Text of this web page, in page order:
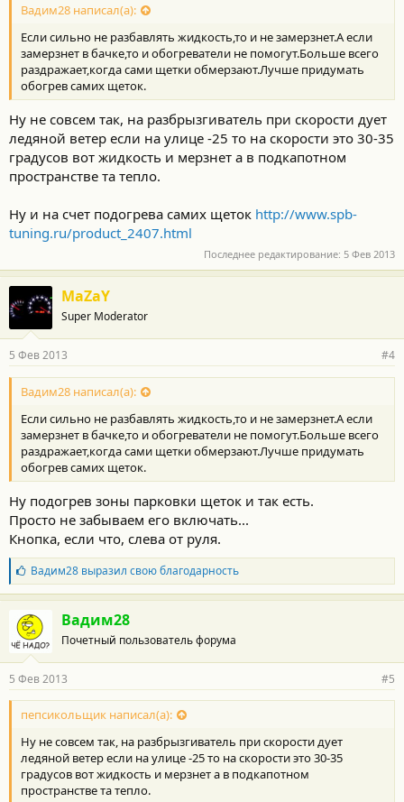
Вадим28 написал(а):
Если сильно не разбавлять жидкость,то и не замерзнет.А если
замерзнет в бачке,то и обогреватели не помогут.Больше всего
раздражает,когда сами щетки обмерзают.Лучше придумать
обогрев самих щеток.
Ну не совсем так, на разбрызгиватель при скорости дует
ледяной ветер если на улице -25 то на скорости это 30-35
градусов вот жидкость и мерзнет а в подкапотном
пространстве та тепло.
Ну и на счет подогрева самих щеток http://www.spb-
tuning.ru/product_2407.html
Последнее редактирование: 5 Фев 2013
MaZaY
Super Moderator
5 Фев 2013 #4
Вадим28 написал(а):
Если сильно не разбавлять жидкость,то и не замерзнет.А если
замерзнет в бачке,то и обогреватели не помогут.Больше всего
раздражает,когда сами щетки обмерзают.Лучше придумать
обогрев самих щеток.
Ну подогрев зоны парковки щеток и так есть.
Просто не забываем его включать...
Кнопка, если что, слева от руля.
Б
л
а
г
о
д
а
н
о
с
и
:
Вадим28выразил свою благодарность
Вадим28
Почетный пользователь форума
5 Фев 2013 #5
пепсикольщик написал(а):
Ну не совсем так, на разбрызгиватель при скорости дует
ледяной ветер если на улице -25 то на скорости это 30-35
градусов вот жидкость и мерзнет а в подкапотном
пространстве та тепло.